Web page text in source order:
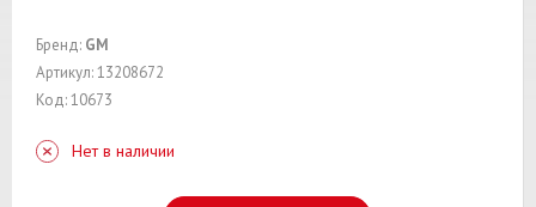
Бренд: GM
Артикул: 13208672
Код: 10673
Нет в наличии